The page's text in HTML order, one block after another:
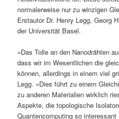
normalerweise nur zu winzigen
Erstautor Dr. Henry Legg, Georg
der Universität Basel.
«Das Tolle an den Nanodrähten
dass wir im Wesentlichen die
können, allerdings in einem viel
Legg. «Dies führt zu einem
zu anderen Materialien wirklich
Aspekte, die topologische
Quantencomputing so interessant